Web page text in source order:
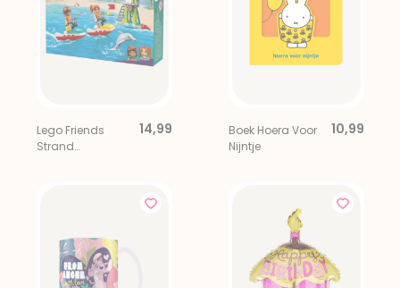
Lego Friends
Strand
14,99
Boek Hoera Voor
Nijntje
10,99